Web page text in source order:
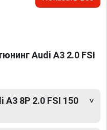
Audi A3 2.0 FSI
8P 2.0 FSI 150